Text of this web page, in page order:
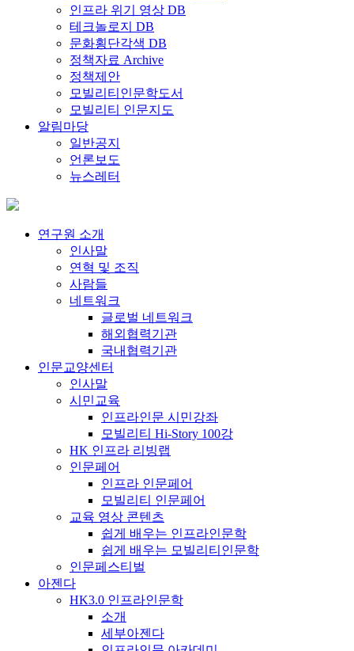
인프라 위기 영상 DB
테크놀로지 DB
문화횡단각색 DB
정책자료 Archive
정책제안
모빌리티인문학도서
모빌리티 인문지도
알림마당
일반공지
언론보도
뉴스레터
연구원 소개
인사말
연혁 및 조직
사람들
네트워크
글로벌 네트워크
해외협력기관
국내협력기관
인문교양센터
인사말
시민교육
인프라인문 시민강좌
모빌리티 Hi-Story 100강
HK 인프라 리빙랩
인문페어
인프라 인문페어
모빌리티 인문페어
교육 영상 콘텐츠
쉽게 배우는 인프라인문학
쉽게 배우는 모빌리티인문학
인문페스티벌
아젠다
HK3.0 인프라인문학
소개
세부아젠다